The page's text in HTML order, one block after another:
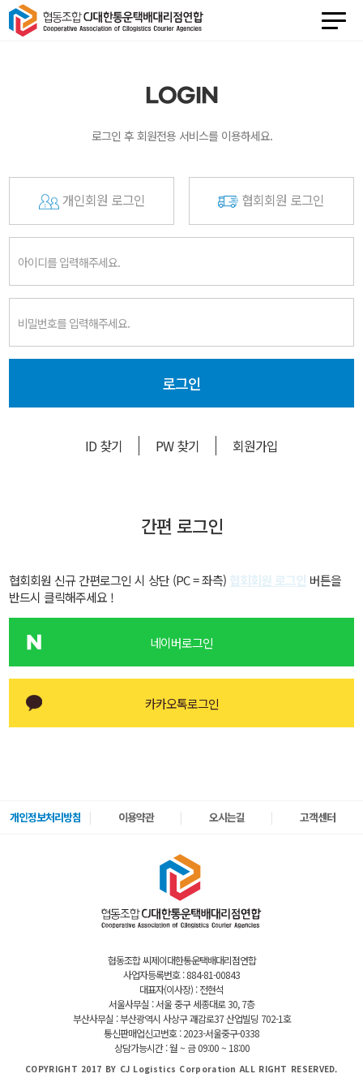
LOGIN
로그인 후 회원전용 서비스를 이용하세요.
개인회원 로그인 협회회원 로그인
로그인
ID 찾기 PW 찾기 회원가입
간편 로그인
협회회원 신규 간편로그인 시 상단 (PC = 좌측) 협회회원 로그인 버튼을
반드시 클릭해주세요 !
네이버로그인
카카오톡로그인
개인정보처리방침 이용약관 오시는길 고객센터
협동조합 씨제이대한통운택배대리점연합
사업자등록번호 : 884-81-00843
대표자(이사장) : 전현석
서울사무실 : 서울 중구 세종대로 30, 7층
부산사무실 : 부산광역시 사상구 괘감로37 산업빌딩 702-1호
통신판매업신고번호 : 2023-서울중구-0338
상담가능시간 : 월 ~ 금 09:00 ~ 18:00
COPYRIGHT 2017 BY CJ Logistics Corporation ALL RIGHT RESERVED.